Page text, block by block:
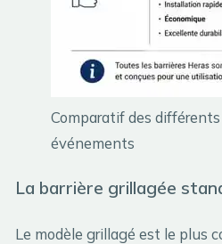
Comparatif des
événements
La barrière grillagée
Le modèle grillagé est le plus